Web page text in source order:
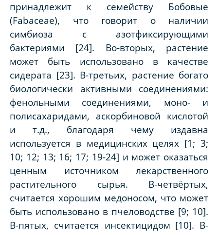
принадлежит к семейству Бобовые
(Fabaceae), что говорит о наличии
симбиоза с азотфиксирующими
бактериями [24]. Во-вторых, растение
может быть использовано в качестве
сидерата [23]. В-третьих, растение богато
биологически активными соединениями:
фенольными соединениями, моно- и
полисахаридами, аскорбиновой кислотой
и т.д., благодаря чему издавна
используется в медицинских целях [1; 3;
10; 12; 13; 16; 17; 19-24] и может оказаться
ценным источником лекарственного
растительного сырья. В-четвёртых,
считается хорошим медоносом, что может
быть использовано в пчеловодстве [9; 10].
В-пятых, считается инсектицидом [10]. В-